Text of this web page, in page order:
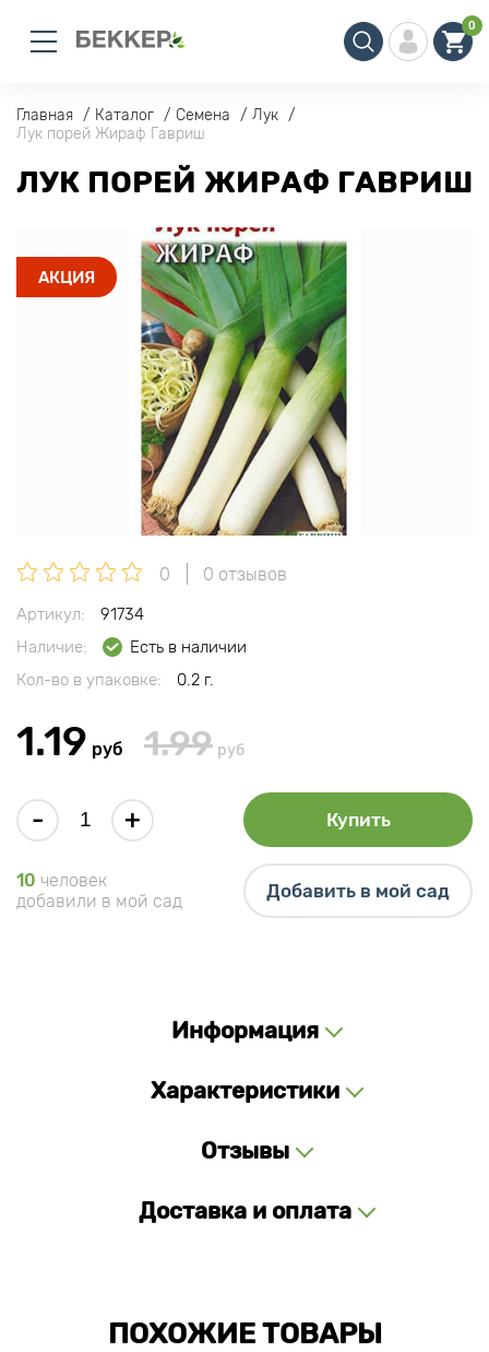
0
Главная Каталог Семена
Лук
Лук порей Жираф Гавриш
ЛУК ПОРЕЙ ЖИРАФ ГАВРИШ
АКЦИЯ
0 0 отзывов
Артикул:
91734
Наличие:
Есть в наличии
Кол-во в упаковке:
0.2 г.
1.19 руб 1.99 руб
- + Купить
10 человек
добавили в мой сад
Добавить в мой сад
Информация
Характеристики
Отзывы
Доставка и оплата
ПОХОЖИЕ ТОВАРЫ